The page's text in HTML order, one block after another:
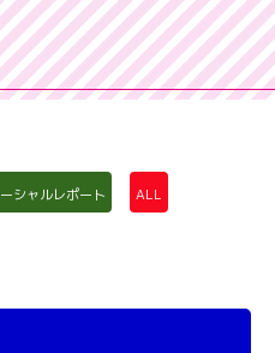
シャルレポート ALL